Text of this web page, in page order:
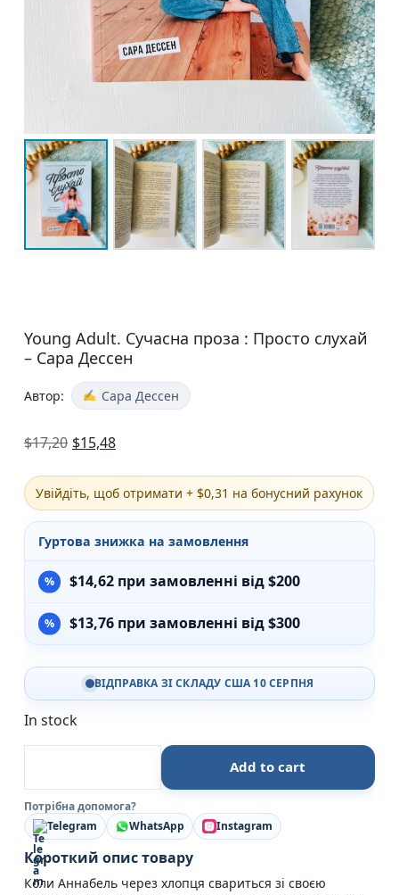
Young Adult. Сучасна проза : Просто слухай
– Сара Дессен
Автор: Сара Дессен
$17,20 $15,48
Увійдіть, щоб отримати + $0,31 на бонусний рахунок
Гуртова знижка на замовлення
$14,62 при замовленні від $200
$13,76 при замовленні від $300
ВІДПРАВКА ЗІ СКЛАДУ США 10 СЕРПНЯ
In stock
Young Adult. Сучасна проза : Просто слухай - Сара
Add to cart
Потрібна допомога?
Telegram
WhatsApp Instagram
Короткий опис товару
Коли Аннабель через хлопця свариться зі своєю